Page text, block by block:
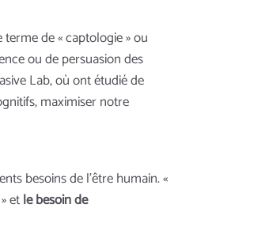
de « captologie » ou
ou de persuasion des
Lab, où ont étudié de
maximiser notre
besoins de l’être humain. «
etle besoin de